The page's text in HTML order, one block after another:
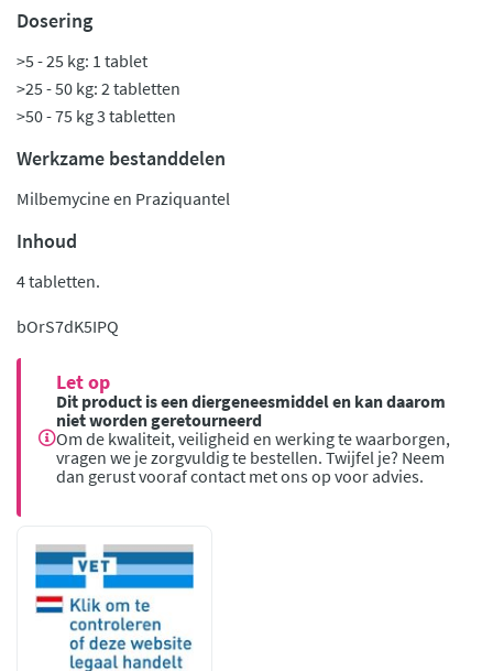
Dosering
>5 - 25 kg: 1 tablet
>25 - 50 kg: 2 tabletten
>50 - 75 kg 3 tabletten
Werkzame bestanddelen
Milbemycine en Praziquantel
Inhoud
4 tabletten.
bOrS7dK5IPQ
Let op
Dit product is een diergeneesmiddel en kan daarom
niet worden geretourneerd
Om de kwaliteit, veiligheid en werking te waarborgen,
vragen we je zorgvuldig te bestellen. Twijfel je? Neem
dan gerust vooraf contact met ons op voor advies.